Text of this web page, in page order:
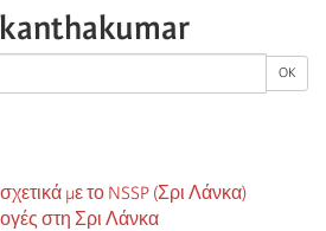
OK
με το NSSP (Σρι Λάνκα)
στη Σρι Λάνκα